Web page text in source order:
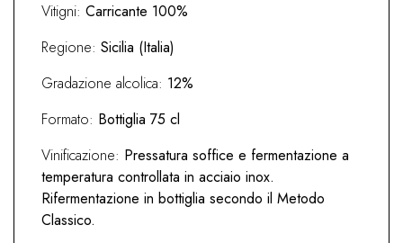
Vitigni: Carricante 100%
Regione: Sicilia (Italia)
Gradazione alcolica: 12%
Formato: Bottiglia 75 cl
Vinificazione: Pressatura soffice e fermentazione a
temperatura controllata in acciaio inox.
Rifermentazione in bottiglia secondo il Metodo
Classico.